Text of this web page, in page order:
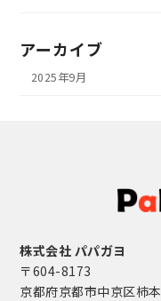
アーカイブ
2025年9月
株式会社 パパガヨ
〒604-8173
京都府京都市中京区柿